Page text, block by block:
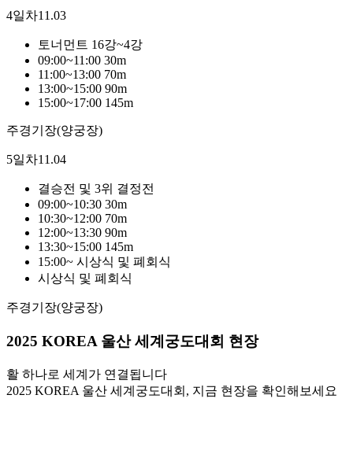
4일차11.03
토너먼트 16강~4강
09:00~11:00 30m
11:00~13:00 70m
13:00~15:00 90m
15:00~17:00 145m
주경기장(양궁장)
5일차11.04
결승전 및 3위 결정전
09:00~10:30 30m
10:30~12:00 70m
12:00~13:30 90m
13:30~15:00 145m
15:00~ 시상식 및 폐회식
시상식 및 폐회식
주경기장(양궁장)
2025 KOREA 울산 세계궁도대회 현장
활 하나로 세계가 연결됩니다
2025 KOREA 울산 세계궁도대회, 지금 현장을 확인해보세요